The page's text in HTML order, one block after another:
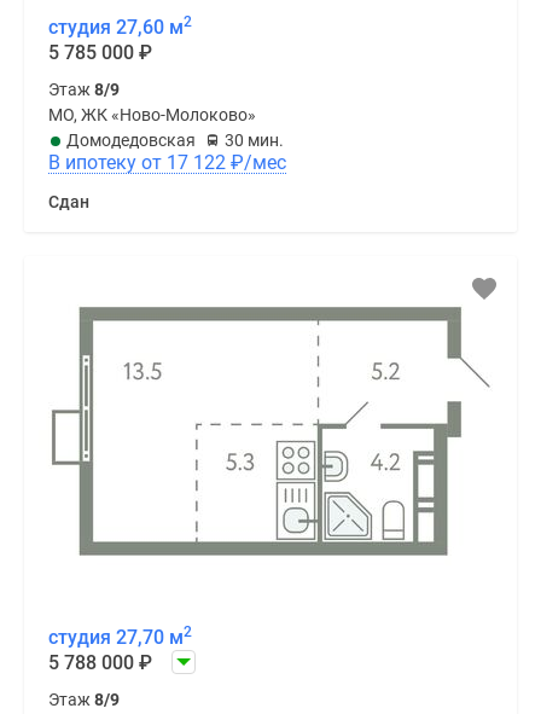
студия 27,60 м2
5 785 000 ₽
Этаж8/9
МО, ЖК «Ново-Молоково»
Домодедовская
30 мин.
В ипотеку от 17 122 ₽/мес
Сдан
студия 27,70 м2
5 788 000 ₽
Этаж8/9